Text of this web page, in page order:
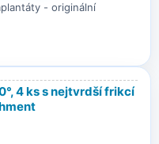
- originální
4 ks s nejtvrdší frikcí